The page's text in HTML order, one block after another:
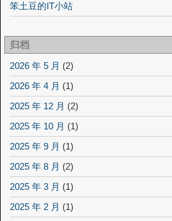
笨土豆的IT小站
归档
2026 年 5 月 (2)
2026 年 4 月 (1)
2025 年 12 月 (2)
2025 年 10 月 (1)
2025 年 9 月 (1)
2025 年 8 月 (2)
2025 年 3 月 (1)
2025 年 2 月 (1)